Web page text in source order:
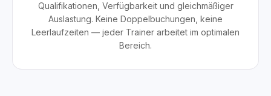
Qualifikationen, Verfügbarkeit und gleichmäßiger
Auslastung. Keine Doppelbuchungen, keine
Leerlaufzeiten — jeder Trainer arbeitet im optimalen
Bereich.